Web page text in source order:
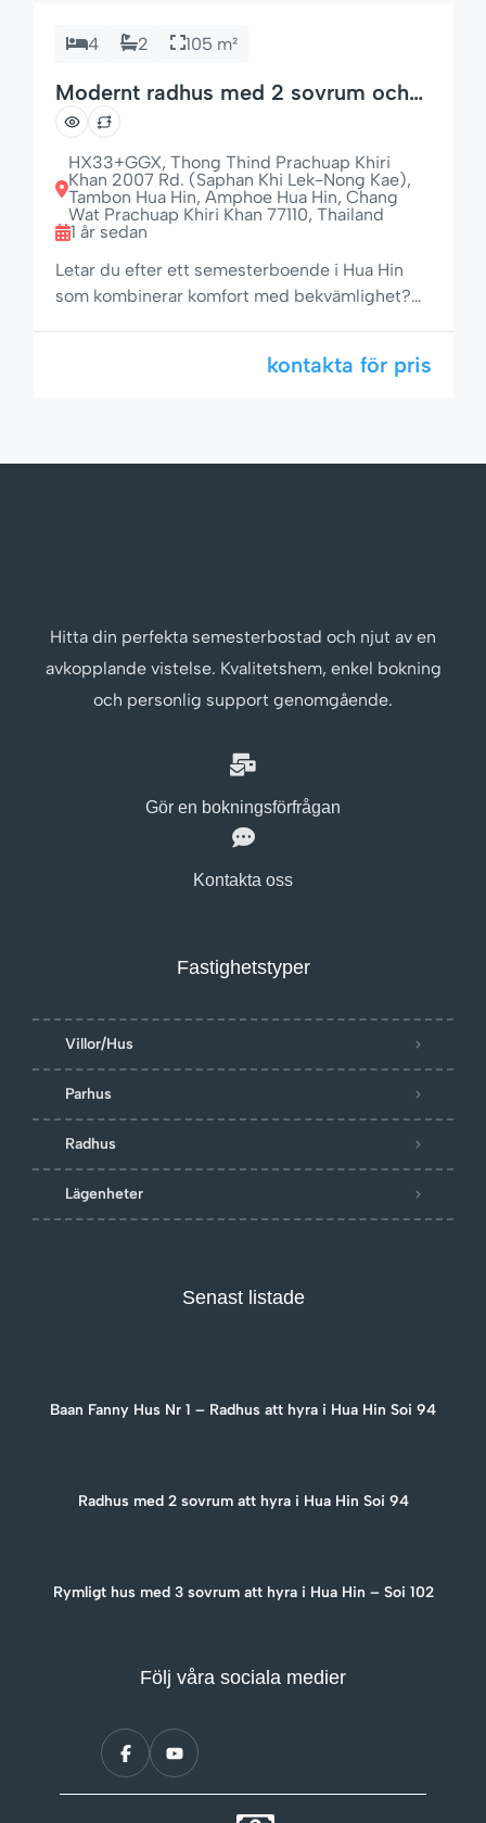
4 2 105 m²
Modernt radhus med 2 sovrum och
85-tums TV – Baan Jennie House nr
22, Hua Hin
HX33+GGX, Thong Thind Prachuap Khiri
Khan 2007 Rd. (Saphan Khi Lek-Nong Kae),
Tambon Hua Hin, Amphoe Hua Hin, Chang
Wat Prachuap Khiri Khan 77110, Thailand
1 år sedan
Letar du efter ett semesterboende i Hua Hin
som kombinerar komfort med bekvämlighet?
badrum i ett utmärkt läge – gångavstånd till
kontakta för pris
Hitta din perfekta semesterbostad och njut av en
avkopplande vistelse. Kvalitetshem, enkel bokning
och personlig support genomgående.
Gör en bokningsförfrågan
Kontakta oss
Fastighetstyper
Villor/Hus
Parhus
Radhus
Lägenheter
Senast listade
Baan Fanny Hus Nr 1 – Radhus att hyra i Hua Hin Soi 94
Radhus med 2 sovrum att hyra i Hua Hin Soi 94
Rymligt hus med 3 sovrum att hyra i Hua Hin – Soi 102
Följ våra sociala medier